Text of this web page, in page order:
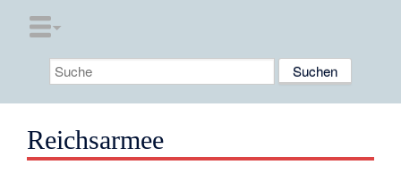
Reichsarmee